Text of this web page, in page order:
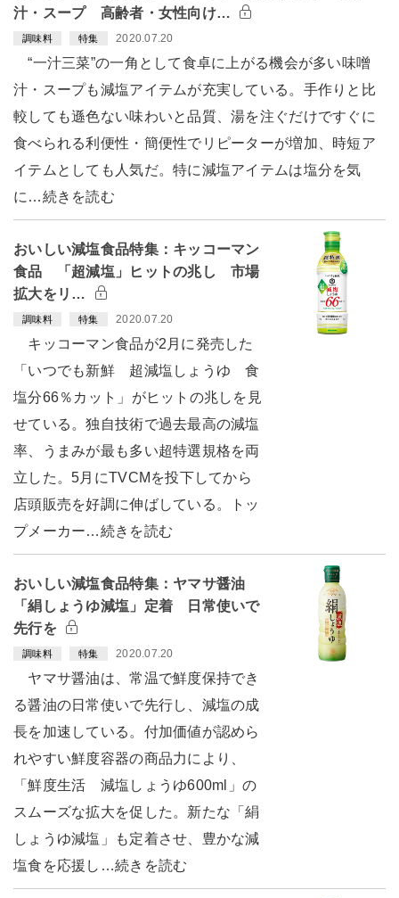
汁・スープ 高齢者・女性向け…
調味料 特集 2020.07.20
“一汁三菜”の一角として食卓に上がる機会が多い味噌
汁・スープも減塩アイテムが充実している。手作りと比
較しても遜色ない味わいと品質、湯を注ぐだけですぐに
食べられる利便性・簡便性でリピーターが増加、時短ア
イテムとしても人気だ。特に減塩アイテムは塩分を気
に…続きを読む
おいしい減塩食品特集：キッコーマン
食品 「超減塩」ヒットの兆し 市場
拡大をリ…
調味料 特集 2020.07.20
キッコーマン食品が2月に発売した
「いつでも新鮮 超減塩しょうゆ 食
塩分66％カット」がヒットの兆しを見
せている。独自技術で過去最高の減塩
率、うまみが最も多い超特選規格を両
立した。5月にTVCMを投下してから
店頭販売を好調に伸ばしている。トッ
プメーカー…続きを読む
おいしい減塩食品特集：ヤマサ醤油
「絹しょうゆ減塩」定着 日常使いで
先行を
調味料 特集 2020.07.20
ヤマサ醤油は、常温で鮮度保持でき
る醤油の日常使いで先行し、減塩の成
長を加速している。付加価値が認めら
れやすい鮮度容器の商品力により、
「鮮度生活 減塩しょうゆ600ml」の
スムーズな拡大を促した。新たな「絹
しょうゆ減塩」も定着させ、豊かな減
塩食を応援し…続きを読む